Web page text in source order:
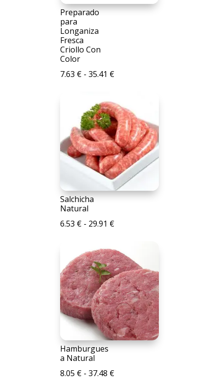
Preparado
para
Longaniza
Fresca
Criollo Con
Color
7.63 € - 35.41 €Rango
desde
7.63 €
hasta
35.41 €
Salchicha
Natural
6.53 € - 29.91 €Rango
precios:
desde
6.53 €
hasta
29.91 €
Hamburgues
a Natural
8.05 € - 37.48 €Rango